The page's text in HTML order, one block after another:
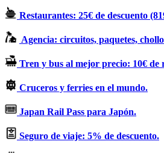
Restaurantes: 25€ de descuento
Agencia: circuitos, paquetes,
Tren y bus al mejor precio: 10€ de
Cruceros y ferries en el mundo.
Japan Rail Pass para Japón.
Seguro de viaje: 5% de descuento.